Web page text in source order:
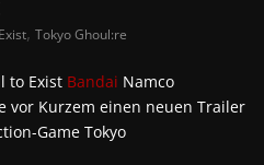
, Tokyo Ghoul:re
to Exist Bandai Namco
vor Kurzem einen neuen Trailer
Game Tokyo